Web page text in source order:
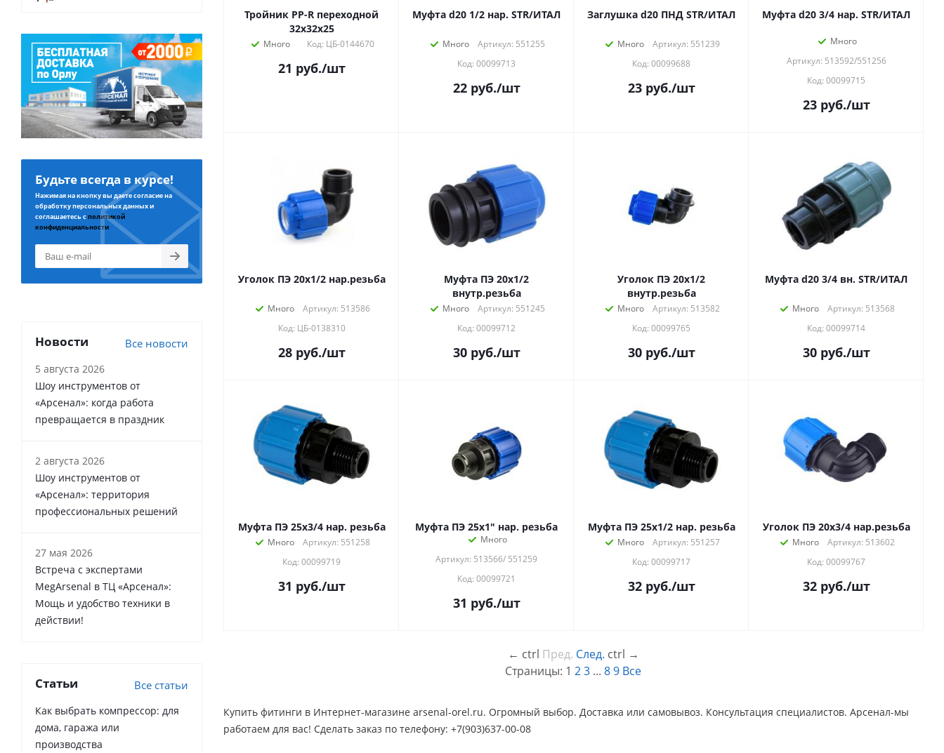
Тройник PP-R переходной
32х32х25
Много Код: ЦБ-0144670
21 руб./шт
Муфта d20 1/2 нар. STR/ИТАЛ
Много
Артикул: 551255
Код: 00099713
22руб./шт
Заглушка d20 ПНД STR/ИТАЛ
Много
Артикул: 551239
Код: 00099688
23руб./шт
Муфта d20 3/4 нар. STR/ИТАЛ
Много
Артикул: 513592/551256
Код: 00099715
23руб./шт
Уголок ПЭ 20х1/2 нар.резьба
Много
Артикул: 513586
Код: ЦБ-0138310
28руб./шт
Муфта ПЭ 20х1/2
внутр.резьба
Много
Артикул: 551245
Код: 00099712
30руб./шт
Уголок ПЭ 20х1/2
внутр.резьба
Много
Артикул: 513582
Код: 00099765
30руб./шт
Муфта d20 3/4 вн. STR/ИТАЛ
Много
Артикул: 513568
Код: 00099714
30руб./шт
Муфта ПЭ 25х3/4 нар. резьба
Много
Артикул: 551258
Код: 00099719
31 руб./шт
Муфта ПЭ 25х1" нар. резьба
Много
Артикул: 513566/ 551259
Код: 00099721
31 руб./шт
Муфта ПЭ 25х1/2 нар. резьба
Много
Артикул: 551257
Код: 00099717
32руб./шт
Уголок ПЭ 20х3/4 нар.резьба
Много
Артикул: 513602
Код: 00099767
32руб./шт
← ctrl Пред. След. ctrl →
Страницы: 1 23 ... 89 Все
Купить фитинги в Интернет-магазине arsenal-orel.ru. Огромный выбор. Доставка или самовывоз. Консультация специалистов. Арсенал-мы
работаем для вас! Сделать заказ по телефону: +7(903)637-00-08
Будьте всегда в курсе!
Нажимая на кнопку вы даете согласие на
обработку персональных данных и
соглашаетесь сполитикой
конфиденциальности
Новости Все новости
5 августа 2026
Шоу инструментов от
«Арсенал»: когда работа
превращается в праздник
2 августа 2026
Шоу инструментов от
«Арсенал»: территория
профессиональных решений
27 мая 2026
Встреча с экспертами
MegArsenal в ТЦ «Арсенал»:
Мощь и удобство техники в
действии!
Статьи Все статьи
Как выбрать компрессор: для
дома, гаража или
производства